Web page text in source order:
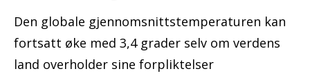
Den globale gjennomsnittstemperaturen kan
fortsatt øke med 3,4 grader selv om verdens
land overholder sine forpliktelser